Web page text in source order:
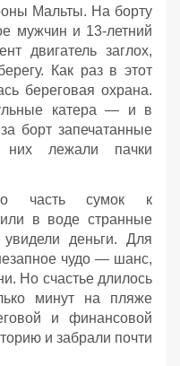
Мальты. На борту
мужчин и 13‑летний
двигатель заглох,
Как раз в этот
береговая охрана.
катера — и в
борт запечатанные
них лежали пачки
часть сумок к
в воде странные
деньги. Для
чудо — шанс,
Но счастье длилось
минут на пляже
и финансовой
и забрали почти